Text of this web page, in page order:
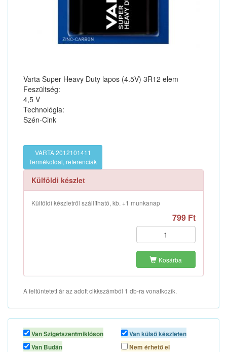
Varta Super Heavy Duty lapos (4.5V) 3R12 elem
Feszültség:
4,5 V
Technológia:
Szén-Cink
VARTA 2012101411
Termékoldal, referenciák
Külföldi készlet
Külföldi készletről szállítható, kb. +1 munkanap
799 Ft
Kosárba
A feltüntetett ár az adott cikkszámból 1 db-ra vonatkozik.
Van Szigetszentmiklóson
Van Budán
Van külső készleten
Nem érhető el